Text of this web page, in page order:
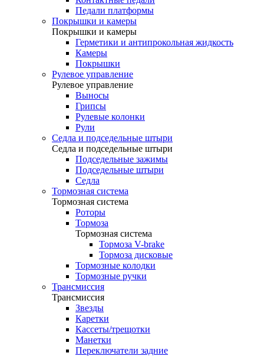
Педали платформы
Покрышки и камеры
Покрышки и камеры
Герметики и антипрокольная жидкость
Камеры
Покрышки
Рулевое управление
Рулевое управление
Выносы
Грипсы
Рулевые колонки
Рули
Седла и подседельные штыри
Седла и подседельные штыри
Подседельные зажимы
Подседельные штыри
Седла
Тормозная система
Тормозная система
Роторы
Тормоза
Тормозная система
Тормоза V-brake
Тормоза дисковые
Тормозные колодки
Тормозные ручки
Трансмиссия
Трансмиссия
Звезды
Каретки
Кассеты/трещотки
Манетки
Переключатели задние